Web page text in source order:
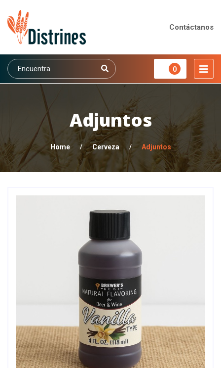
Contáctanos
0
Adjuntos
Home / Cerveza / Adjuntos